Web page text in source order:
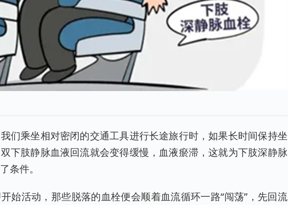
们乘坐相对密闭的交通工具进行长途旅行时，如果长时间保持坐
下肢静脉血液回流就会变得缓慢，血液瘀滞，这就为下肢深静脉
条件。
始活动，那些脱落的血栓便会顺着血流循环一路“闯荡”，先回流